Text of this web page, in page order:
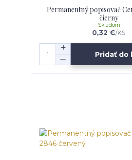
Permanentný popisovač
čierny
0,32 €/KS
Skladom
Pridať do